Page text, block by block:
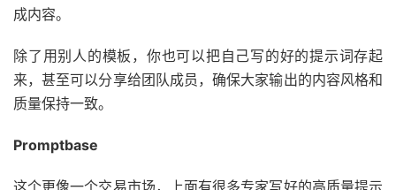
成内容。
除了用别人的模板，你也可以把自己写的好的提示词存起
来，甚至可以分享给团队成员，确保大家输出的内容风格和
质量保持一致。
Promptbase
这个更像一个交易市场，上面有很多专家写好的高质量提示